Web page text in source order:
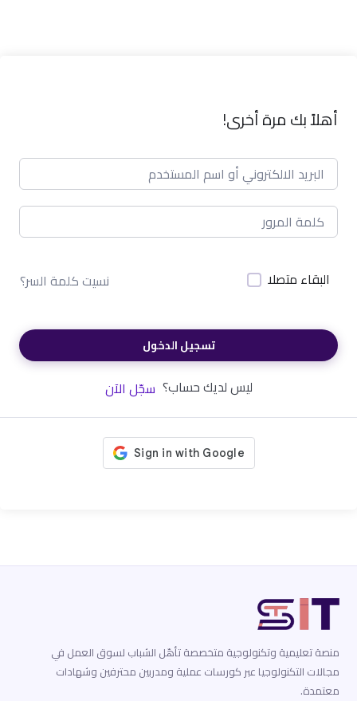
أهلاً بك مرة أخرى!
البقاء متصلا نسيت كلمة السر؟
تسجيل الدخول
ليس لديك حساب؟ سجّل الآن
منصة تعليمية وتكنولوجية متخصصة تأهّل الشباب لسوق العمل في
مجالات التكنولوجيا عبر كورسات عملية ومدربين محترفين وشهادات
معتمدة.